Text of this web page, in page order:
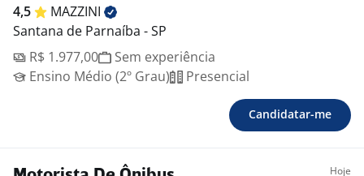
4,5
MAZZINI
Santana de Parnaíba - SP
R$ 1.977,00
Sem experiência
Ensino Médio (2º Grau)
Presencial
Candidatar-me
Hoje